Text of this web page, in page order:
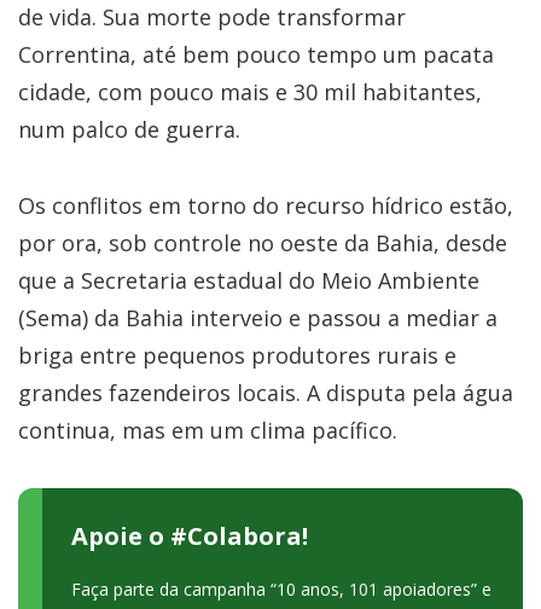
de vida. Sua morte pode transformar
Correntina, até bem pouco tempo um pacata
cidade, com pouco mais e 30 mil habitantes,
num palco de guerra.
Os conflitos em torno do recurso hídrico estão,
por ora, sob controle no oeste da Bahia, desde
que a Secretaria estadual do Meio Ambiente
(Sema) da Bahia interveio e passou a mediar a
briga entre pequenos produtores rurais e
grandes fazendeiros locais. A disputa pela água
continua, mas em um clima pacífico.
Apoie o #Colabora!
Faça parte da campanha “10 anos, 101 apoiadores” e